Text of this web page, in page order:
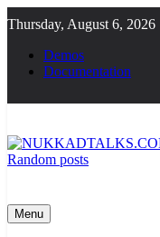
to
content
Thursday, August 6, 2026
Demos
Documentation
Random posts
Menu